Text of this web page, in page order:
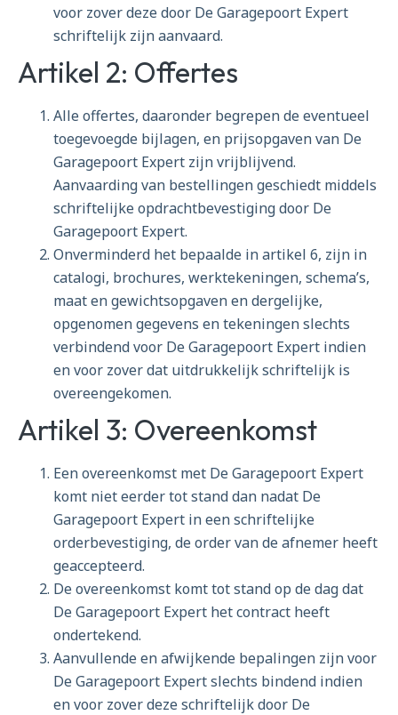
voor zover deze door De Garagepoort Expert
schriftelijk zijn aanvaard.
Artikel 2: Offertes
Alle offertes, daaronder begrepen de eventueel
toegevoegde bijlagen, en prijsopgaven van De
Garagepoort Expert zijn vrijblijvend.
Aanvaarding van bestellingen geschiedt middels
schriftelijke opdrachtbevestiging door De
Garagepoort Expert.
Onverminderd het bepaalde in artikel 6, zijn in
catalogi, brochures, werktekeningen, schema’s,
maat en gewichtsopgaven en dergelijke,
opgenomen gegevens en tekeningen slechts
verbindend voor De Garagepoort Expert indien
en voor zover dat uitdrukkelijk schriftelijk is
overeengekomen.
Artikel 3: Overeenkomst
Een overeenkomst met De Garagepoort Expert
komt niet eerder tot stand dan nadat De
Garagepoort Expert in een schriftelijke
orderbevestiging, de order van de afnemer heeft
geaccepteerd.
De overeenkomst komt tot stand op de dag dat
De Garagepoort Expert het contract heeft
ondertekend.
Aanvullende en afwijkende bepalingen zijn voor
De Garagepoort Expert slechts bindend indien
en voor zover deze schriftelijk door De